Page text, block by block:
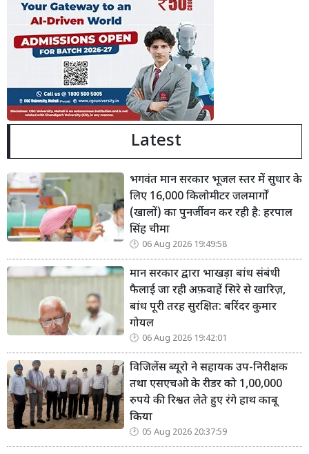
Latest
भगवंत मान सरकार भूजल स्तर में सुधार के
लिए 16,000 किलोमीटर जलमार्गों
(खालों) का पुनर्जीवन कर रही है: हरपाल
सिंह चीमा
06 Aug 2026 19:49:58
मान सरकार द्वारा भाखड़ा बांध संबंधी
फैलाई जा रही अफ़वाहें सिरे से खारिज़,
बांध पूरी तरह सुरक्षित: बरिंदर कुमार
गोयल
06 Aug 2026 19:42:01
विजिलेंस ब्यूरो ने सहायक उप-निरीक्षक
तथा एसएचओ के रीडर को 1,00,000
रुपये की रिश्वत लेते हुए रंगे हाथ काबू
किया
05 Aug 2026 20:37:59